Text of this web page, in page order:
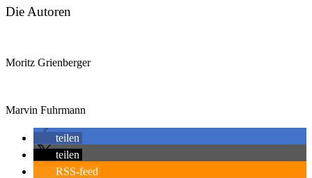
Die Autoren
Moritz Grienberger
Marvin Fuhrmann
teilen
teilen
RSS-feed